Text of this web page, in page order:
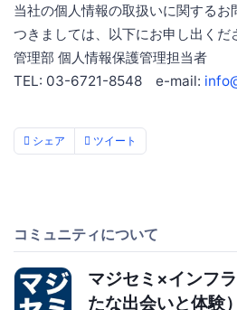
当社の個人情報の取扱いに関するお
つきましては、以下にお申し出くだ
管理部 個人情報保護管理担当者
TEL: 03-6721-8548 e-mail:
シェア ツイート
コミュニティについて
マジセミ×インフ
たな出会いと体験）